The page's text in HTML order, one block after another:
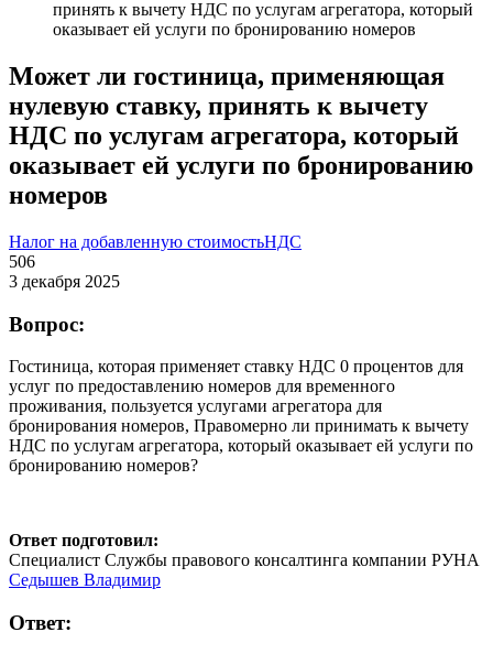
принять к вычету НДС по услугам агрегатора, который
оказывает ей услуги по бронированию номеров
Может ли гостиница, применяющая
нулевую ставку, принять к вычету
НДС по услугам агрегатора, который
оказывает ей услуги по бронированию
номеров
Налог на добавленную стоимостьНДС
506
3 декабря 2025
Вопрос:
Гостиница, которая применяет ставку НДС 0 процентов для
услуг по предоставлению номеров для временного
проживания, пользуется услугами агрегатора для
бронирования номеров, Правомерно ли принимать к вычету
НДС по услугам агрегатора, который оказывает ей услуги по
бронированию номеров?
Ответ подготовил:
Специалист Службы правового консалтинга компании РУНА
Седышев Владимир
Ответ: